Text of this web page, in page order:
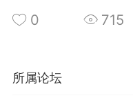
单机辅助引流私下售
环境，中文网特此发布
0 715
所属论坛